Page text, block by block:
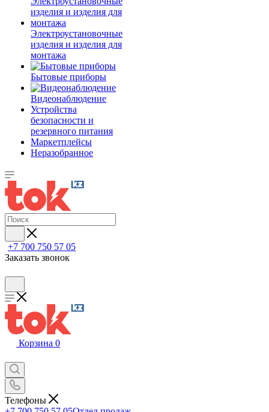
Электроустановочные
изделия и изделия для
монтажа
Бытовые приборы
Видеонаблюдение
Устройства
безопасности и
резервного питания
Маркетплейсы
Неразобранное
+7 700 750 57 05
Заказать звонок
Корзина 0
Телефоны